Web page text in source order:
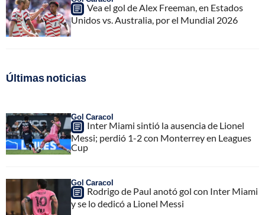
Vea el gol de Alex Freeman, en Estados
Unidos vs. Australia, por el Mundial 2026
Últimas noticias
Gol Caracol
Inter Miami sintió la ausencia de Lionel
Messi; perdió 1-2 con Monterrey en Leagues
Cup
Gol Caracol
Rodrigo de Paul anotó gol con Inter Miami
y se lo dedicó a Lionel Messi